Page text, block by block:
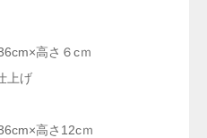
高さ６cｍ
上げ
高さ12cｍ